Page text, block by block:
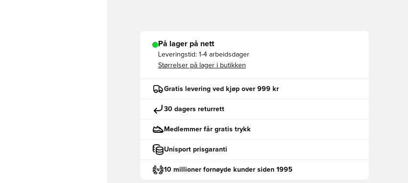
På lager på nett
Leveringstid: 1-4 arbeidsdager
Størrelser på lager i butikken
Gratis levering ved kjøp over 999 kr
30 dagers returrett
Medlemmer får gratis trykk
Unisport prisgaranti
10 millioner fornøyde kunder siden 1995